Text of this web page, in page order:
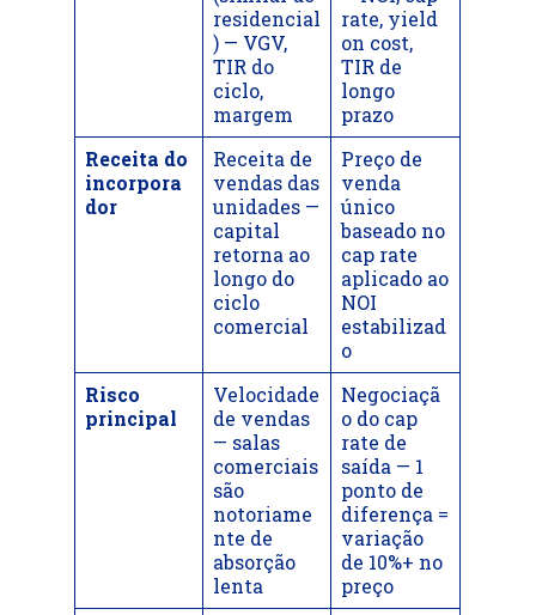
residencial
) — VGV,
TIR do
ciclo,
margem
rate, yield
on cost,
TIR de
longo
prazo
Receita do
incorpora
dor
Receita de
vendas das
unidades —
capital
retorna ao
longo do
ciclo
comercial
Preço de
venda
único
baseado no
cap rate
aplicado ao
NOI
estabilizad
o
Risco
principal
Velocidade
de vendas
— salas
comerciais
são
notoriame
nte de
absorção
lenta
Negociaçã
o do cap
rate de
saída — 1
ponto de
diferença =
variação
de 10%+ no
preço